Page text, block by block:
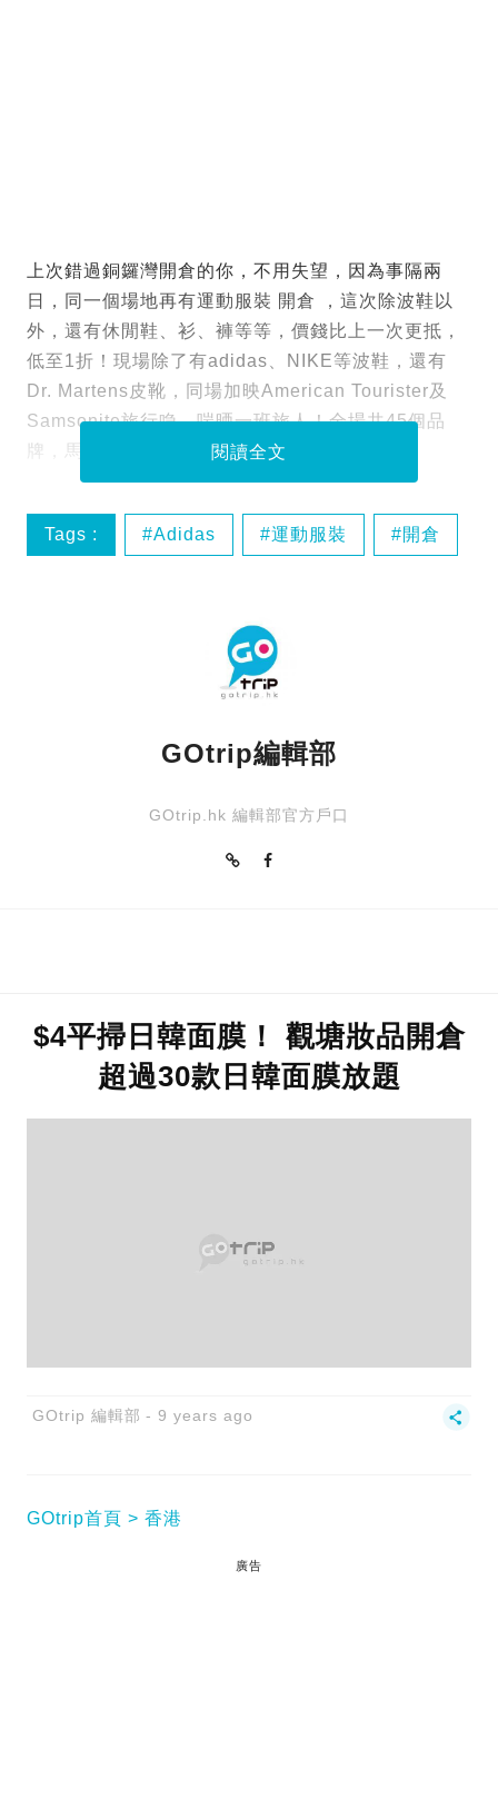
上次錯過銅鑼灣開倉的你，不用失望，因為事隔兩
日，同一個場地再有運動服裝 開倉 ，這次除波鞋以
外，還有休閒鞋、衫、褲等等，價錢比上一次更抵，
低至1折！現場除了有adidas、NIKE等波鞋，還有
Dr. Martens皮靴，同場加映American Tourister及
Samsonite旅行喼，啱晒一班旅人！全場共45個品
牌，馬上等記者為大家搜羅11款精選貨！
閱讀全文
Tags : Adidas 運動服裝 開倉
GOtrip編輯部
GOtrip.hk 編輯部官方戶口
$4平掃日韓面膜！ 觀塘妝品開倉
超過30款日韓面膜放題
GOtrip 編輯部 9 years ago
GOtrip首頁 香港
廣告